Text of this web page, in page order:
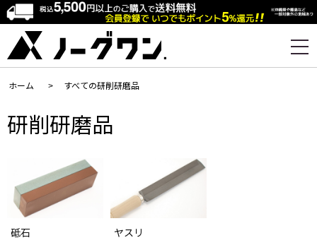
ホーム > すべての研削研磨品
研削研磨品
砥石 ヤスリ